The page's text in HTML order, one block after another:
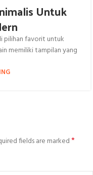
Untuk
pilihan favorit untuk
memiliki tampilan yang
fields are marked*